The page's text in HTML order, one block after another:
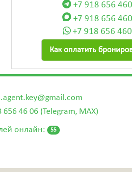
+7 918 656
+7 918 656
+7 918 656
Как оплатить
656 46 06 (Telegram, MAX)
онлайн:
55